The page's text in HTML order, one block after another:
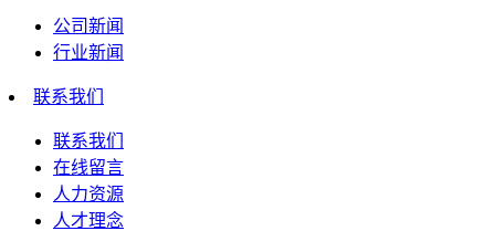
公司新闻
行业新闻
联系我们
联系我们
在线留言
人力资源
人才理念